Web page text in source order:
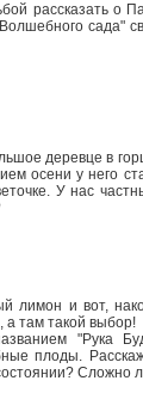
рассказать о
сада"
деревце в
осени у него
У нас
лимон и вот,
а там такой
"Рука
плоды.
Сложно